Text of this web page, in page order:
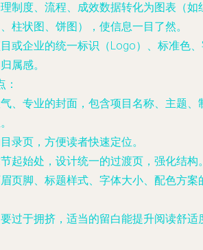
理制度、流程、成效数据转化为图表（如
柱状图、饼图），使信息一目了然。
目或企业的统一标识（Logo）、标准色
属感。
：
气、专业的封面，包含项目名称、主题、
录页，方便读者快速定位。
节起始处，设计统一的过渡页，强化结构
眉页脚、标题样式、字体大小、配色方案
要过于拥挤，适当的留白能提升阅读舒适